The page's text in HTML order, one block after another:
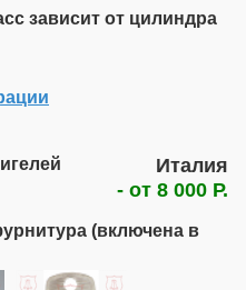
зависит от цилиндра
Италия
- от 8 000 Р.
(включена в